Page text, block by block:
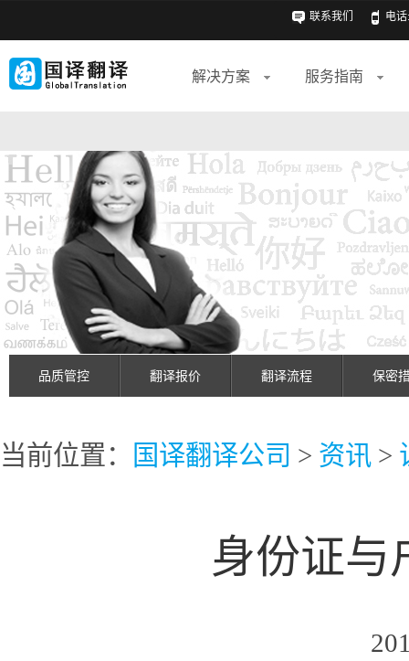
联系我们 电话
解决方案 服务指南
品质管控 翻译报价 翻译流程 保密
当前位置： 国译翻译公司 > 资讯 >
身份证与
2015-12-20